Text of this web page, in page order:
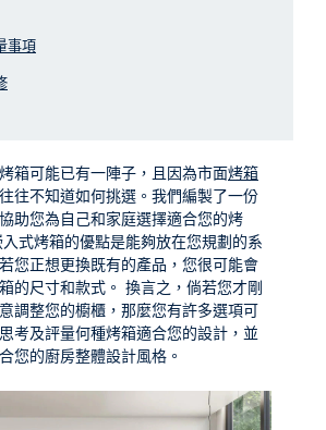
事項
箱可能已有一陣子，且因為市面烤箱
往不知道如何挑選。我們編製了一份
助您為自己和家庭選擇適合您的烤
式烤箱的優點是能夠放在您規劃的系
您正想更換既有的產品，您很可能會
的尺寸和款式。 換言之，倘若您才剛
調整您的櫥櫃，那麼您有許多選項可
考及評量何種烤箱適合您的設計，並
您的廚房整體設計風格。